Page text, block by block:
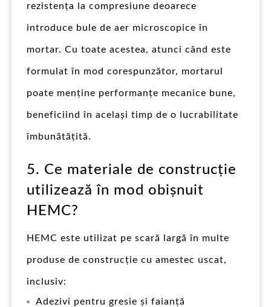
rezistența la compresiune deoarece
introduce bule de aer microscopice în
mortar. Cu toate acestea, atunci când este
formulat în mod corespunzător, mortarul
poate menține performanțe mecanice bune,
beneficiind în același timp de o lucrabilitate
îmbunătățită.
5. Ce materiale de construcție
utilizează în mod obișnuit
HEMC?
HEMC este utilizat pe scară largă în multe
produse de construcție cu amestec uscat,
inclusiv:
Adezivi pentru gresie și faianță